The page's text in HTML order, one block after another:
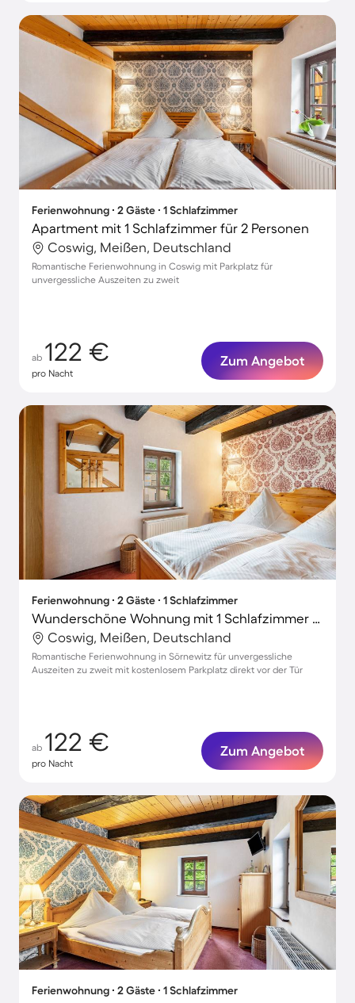
Ferienwohnung ∙ 2 Gäste ∙ 1 Schlafzimmer
Apartment mit 1 Schlafzimmer für 2 Personen
Coswig, Meißen, Deutschland
Romantische Ferienwohnung in Coswig mit Parkplatz für
unvergessliche Auszeiten zu zweit
ab 122 €
pro Nacht
Zum Angebot
Ferienwohnung ∙ 2 Gäste ∙ 1 Schlafzimmer
Wunderschöne Wohnung mit 1 Schlafzimmer für 2 Personen
Coswig, Meißen, Deutschland
Romantische Ferienwohnung in Sörnewitz für unvergessliche
Auszeiten zu zweit mit kostenlosem Parkplatz direkt vor der Tür
ab 122 €
pro Nacht
Zum Angebot
Ferienwohnung ∙ 2 Gäste ∙ 1 Schlafzimmer